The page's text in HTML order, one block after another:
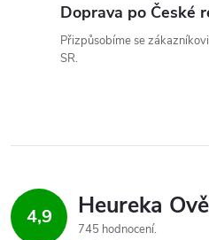
Doprava po České
Přizpůsobíme se
SR.
4,9
745 hodnocení